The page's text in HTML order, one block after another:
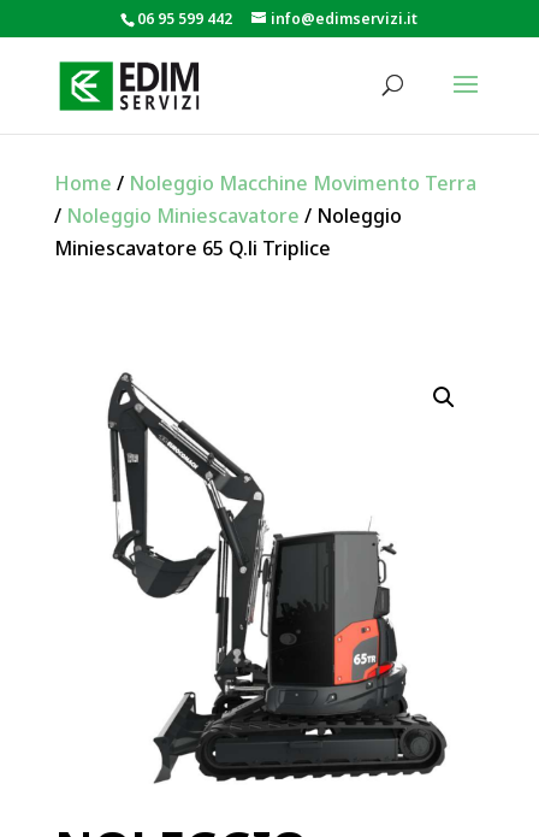
06 95 599 442 info@edimservizi.it
Home / Noleggio Macchine Movimento Terra
/ Noleggio Miniescavatore / Noleggio
Miniescavatore 65 Q.li Triplice